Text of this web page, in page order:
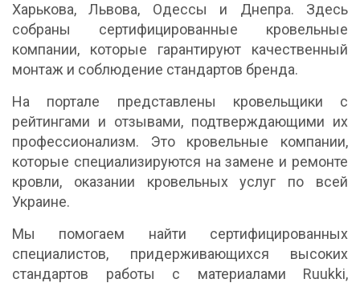
Харькова, Львова, Одессы и Днепра. Здесь
собраны сертифицированные кровельные
компании, которые гарантируют качественный
монтаж и соблюдение стандартов бренда.
На портале представлены кровельщики с
рейтингами и отзывами, подтверждающими их
профессионализм. Это кровельные компании,
которые специализируются на замене и ремонте
кровли, оказании кровельных услуг по всей
Украине.
Мы помогаем найти сертифицированных
специалистов, придерживающихся высоких
стандартов работы с материалами Ruukki,